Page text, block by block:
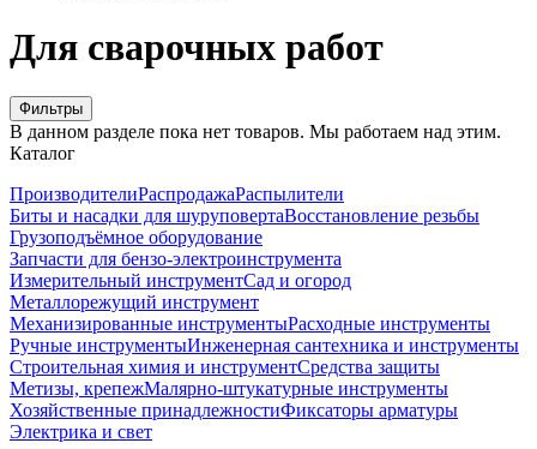
Для сварочных работ
Фильтры
В данном разделе пока нет товаров. Мы работаем над этим.
Каталог
ПроизводителиРаспродажаРаспылители
Биты и насадки для шуруповертаВосстановление резьбы
Грузоподъёмное оборудование
Запчасти для бензо-электроинструмента
Измерительный инструментСад и огород
Металлорежущий инструмент
Механизированные инструментыРасходные инструменты
Ручные инструментыИнженерная сантехника и инструменты
Строительная химия и инструментСредства защиты
Метизы, крепежМалярно-штукатурные инструменты
Хозяйственные принадлежностиФиксаторы арматуры
Электрика и свет